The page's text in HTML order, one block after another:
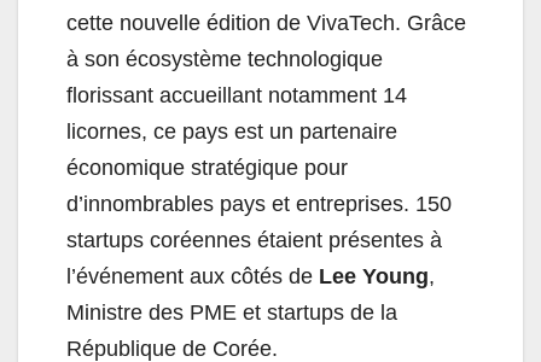
cette nouvelle édition de VivaTech. Grâce
à son écosystème technologique
florissant accueillant notamment 14
licornes, ce pays est un partenaire
économique stratégique pour
d’innombrables pays et entreprises. 150
startups coréennes étaient présentes à
l’événement aux côtés de Lee Young,
Ministre des PME et startups de la
République de Corée.